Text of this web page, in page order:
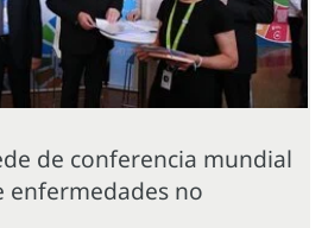
de conferencia mundial
enfermedades no